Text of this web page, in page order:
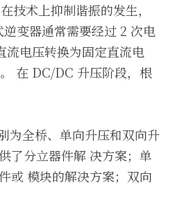
技术上抑制谐振的发生，
变器通常需要经过 2 次电
电压转换为固定直流电
在 DC/DC 升压阶段，根
为全桥、单向升压和双向升
了分立器件解 决方案；单
或 模块的解决方案；双向